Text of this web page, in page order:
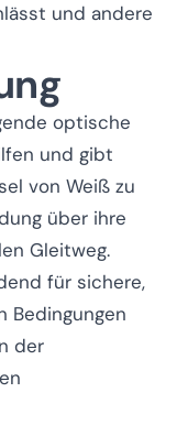
und andere
optische
und gibt
von Weiß zu
über ihre
Gleitweg.
für sichere,
Bedingungen
der